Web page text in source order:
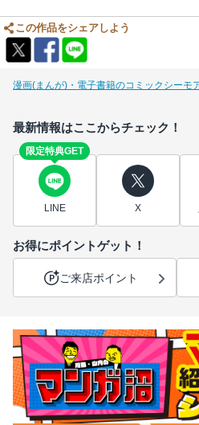
この作品をシェアしよう
漫画(まんが)・電子書籍のコミックシーモ
最新情報はここからチェック！
限定特典GET
LINE X
お得にポイントゲット！
ご来店ポイント